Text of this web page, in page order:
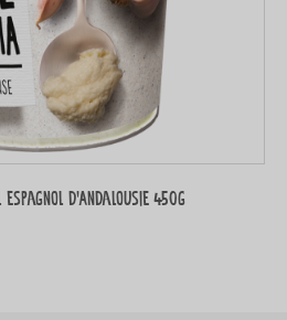
espagnol d’Andalousie 450g